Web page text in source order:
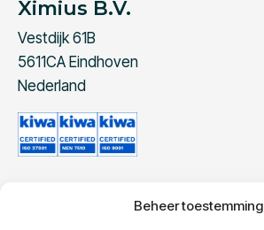
Beheer toestemming
Ximius B.V.
Vestdijk 61B
5611CA Eindhoven
Nederland